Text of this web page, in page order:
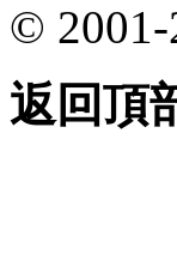
© 2001-
返回頂